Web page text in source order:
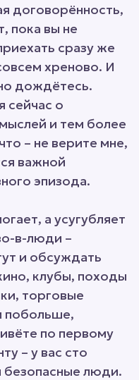
договорённость,
пока вы не
сразу же
хреново. И
дождётесь.
сейчас о
и тем более
– не верите мне,
важной
эпизода.
а усугубляет
в-люди –
и обсуждать
клубы, походы
торговые
побольше,
по первому
– у вас сто
безопасные люди.